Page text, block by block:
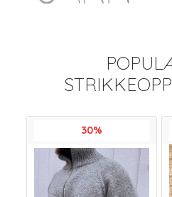
30%